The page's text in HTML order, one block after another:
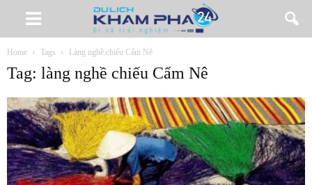
Home Tags Làng nghề chiếu Cẩm Nê
Tag: làng nghề chiếu Cẩm Nê